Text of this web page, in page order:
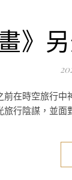
》
在時空旅行
行陰謀，並面